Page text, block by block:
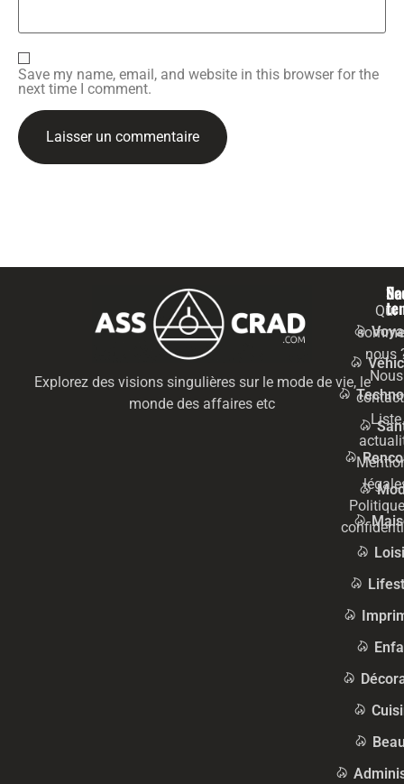
Save my name, email, and website in this browser for the
next time I comment.
Explorez des visions singulières sur le mode de vie, le
monde des affaires etc
Qui
nous
Nous
Liste